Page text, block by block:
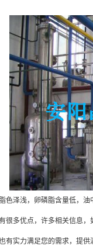
色泽浅，卵磷脂含量低，
很多优点，许多相关信息
有实力满足您的需求，提供